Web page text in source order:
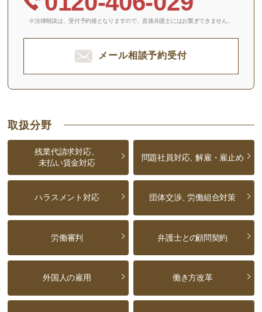
※法律相談は、受付予約後となりますので、 直接弁護士にはお繋ぎできません。
メール相談予約受付
取扱分野
残業代請求対応、
未払い賃金対応
問題社員対応、解雇・雇止め
ハラスメント対応 団体交渉、労働組合対策
労働審判 弁護士との顧問契約
外国人の雇用 働き方改革